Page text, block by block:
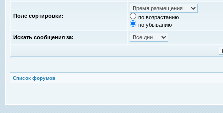
Поле сортировки:
по возрастанию
по убыванию
Искать сообщения за:
Список форумов